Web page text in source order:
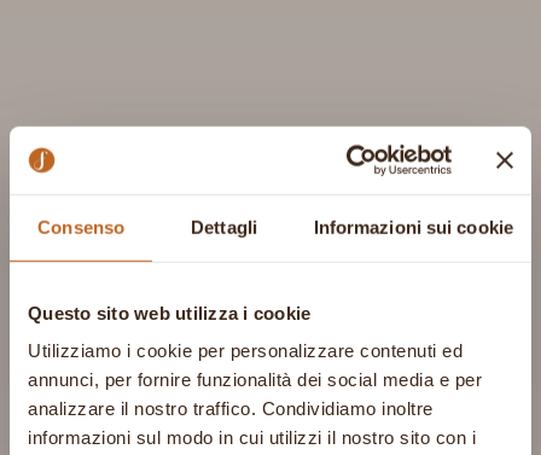
Consenso Dettagli Informazioni sui cookie
Questo sito web utilizza i cookie
Utilizziamo i cookie per personalizzare contenuti ed
annunci, per fornire funzionalità dei social media e per
analizzare il nostro traffico. Condividiamo inoltre
informazioni sul modo in cui utilizzi il nostro sito con i